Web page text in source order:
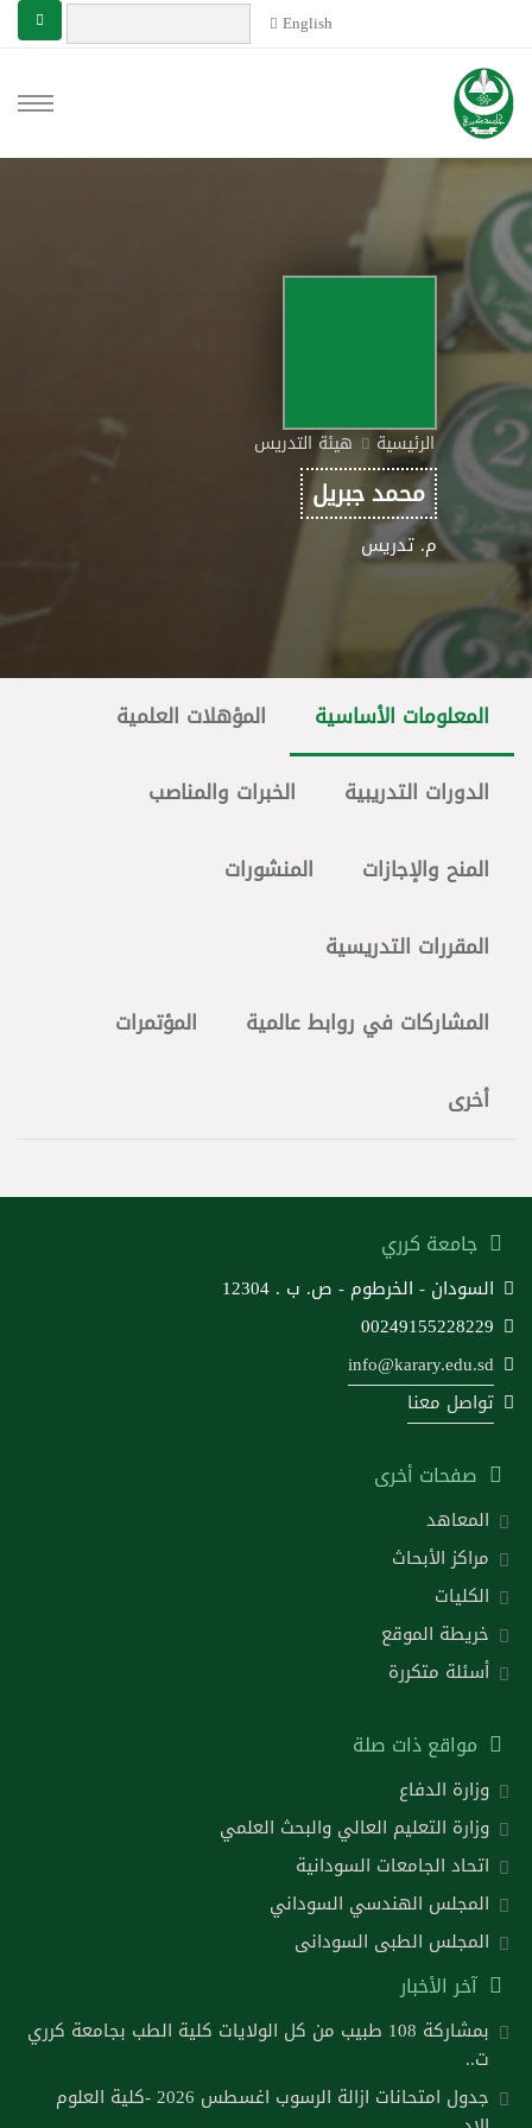
English
الرئيسية هيئة التدريس
محمد جبريل
م. تدريس
المعلومات الأساسية المؤهلات العلمية
الدورات التدريبية الخبرات والمناصب
المنح والإجازات المنشورات
المقررات التدريسية
المشاركات في روابط عالمية المؤتمرات
أخرى
جامعة كرري
السودان - الخرطوم - ص. ب . 12304
00249155228229
info@karary.edu.sd
تواصل معنا
صفحات أخرى
المعاهد
مراكز الأبحاث
الكليات
خريطة الموقع
أسئلة متكررة
مواقع ذات صلة
وزارة الدفاع
وزارة التعليم العالي والبحث العلمي
اتحاد الجامعات السودانية
المجلس الهندسي السوداني
المجلس الطبى السودانى
آخر الأخبار
بمشاركة 108 طبيب من كل الولايات كلية الطب بجامعة كرري
ت..
جدول امتحانات ازالة الرسوب اغسطس 2026 -كلية العلوم